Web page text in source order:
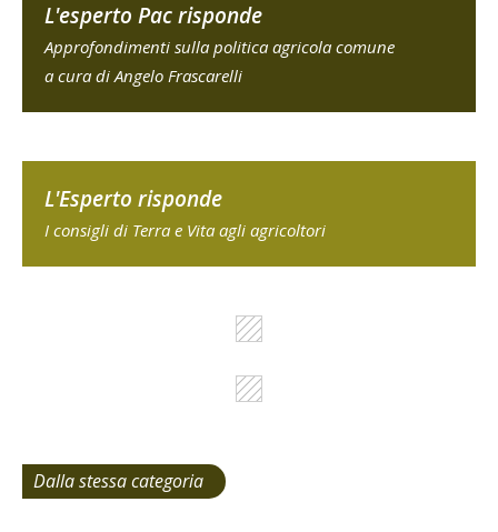
L'esperto Pac risponde
Approfondimenti sulla politica agricola comune
a cura di Angelo Frascarelli
L'Esperto risponde
I consigli di Terra e Vita agli agricoltori
Dalla stessa categoria